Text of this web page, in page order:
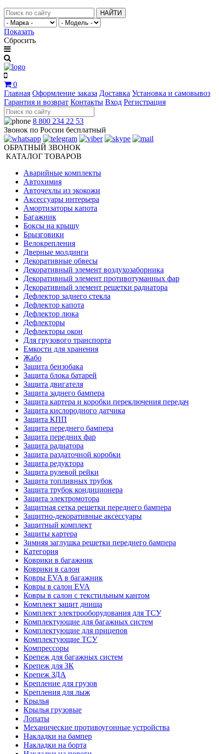
НАЙТИ
Показать
Сбросить
0
Главная Оформление заказа Доставка Установка и самовывоз
Гарантия и возврат Контакты Вход Регистрация
8 800 234 22 53
Звонок по России бесплатный
ОБРАТНЫЙ ЗВОНОК
КАТАЛОГ ТОВАРОВ
Аварийные комплекты
Автохимия
Авточехлы из экокожи
Аксессуары интерьера
Амортизаторы капота
Багажник
Боксы на крышу
Брызговики
Велокрепления
Дверные молдинги
Декоративные обвесы
Декоративный элемент воздухозаборника
Декоративный элемент противотуманных фар
Декоративный элемент решетки радиатора
Дефлектор заднего стекла
Дефлектор капота
Дефлектор люка
Дефлекторы
Дефлекторы окон
Для грузового транспорта
Емкости для хранения
Жабо
Защита бензобака
Защита блока батарей
Защита двигателя
Защита заднего бампера
Защита картера и коробки переключения передач
Защита кислородного датчика
Защита КПП
Защита переднего бампера
Защита передних фар
Защита радиатора
Защита раздаточной коробки
Защита редуктора
Защита рулевой рейки
Защита топливных трубок
Защита трубок кондиционера
Защита электромотора
Защитная сетка решетки переднего бампера
Защитно-декоративные аксессуары
Защитный комплект
Защиты картера
Зимняя заглушка решетки переднего бампера
Категория
Коврики в багажник
Коврики в салон
Ковры EVA в багажник
Ковры в салон EVA
Ковры в салон с текстильным кантом
Комплект защит днища
Комплект электрооборудования для ТСУ
Комплектующие для багажных систем
Комплектующие для прицепов
Комплектующие ТСУ
Компрессоры
Крепеж для багажных систем
Крепеж для ЗК
Крепеж ЗДА
Крепление для грузов
Крепления для лыж
Крылья
Крылья грузовые
Лопаты
Механические противоугонные устройства
Накладки на бампер
Накладки на борта